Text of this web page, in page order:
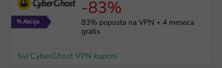
-83%
83% popusta na VPN + 4 meseca
gratis
Svi CyberGhost VPN kuponi